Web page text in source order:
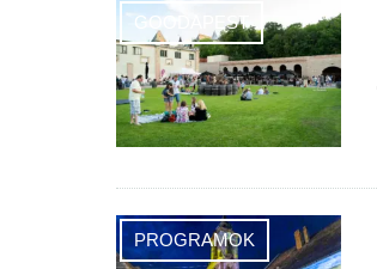
GOODAPEST
PROGRAMOK